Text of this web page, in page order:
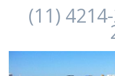
(11)